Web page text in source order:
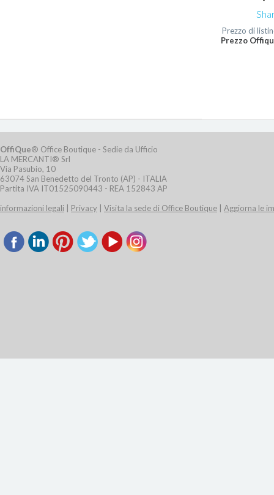
Prezzo di
Prezzo
OffiQue® Office Boutique - Sedie da Ufficio
LA MERCANTI® Srl
Via Pasubio, 10
63074 San Benedetto del Tronto (AP) - ITALIA
Partita IVA IT01525090443 - REA 152843 AP
informazioni legali
Privacy Visita la sede di Office Boutique Aggiorna le